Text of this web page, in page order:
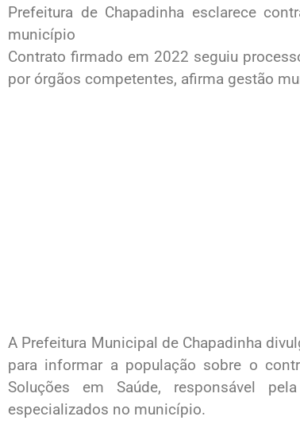
Prefeitura de Chapadinha esclarece
município
Contrato firmado em 2022 seguiu
por órgãos competentes, afirma gestão
A Prefeitura Municipal de Chapadinha
para informar a população sobre o
Soluções em Saúde, responsável
especializados no município.